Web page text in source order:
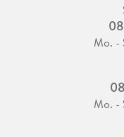
Mo. -
Mo. -